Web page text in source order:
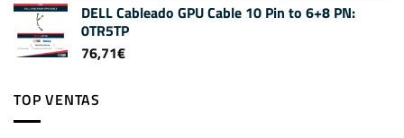
DELL Cableado GPU Cable 10 Pin to 6+8 PN:
0TR5TP
76,71€
TOP VENTAS